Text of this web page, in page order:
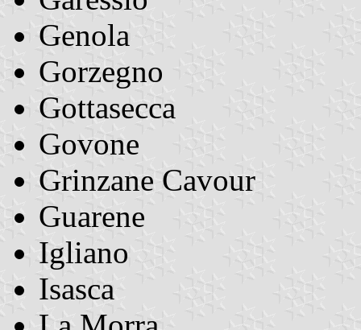
Genola
Gorzegno
Gottasecca
Govone
Grinzane Cavour
Guarene
Igliano
Isasca